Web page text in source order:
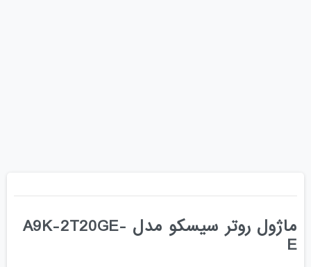
ماژول روتر سیسکو مدل A9K-2T20GE-
E